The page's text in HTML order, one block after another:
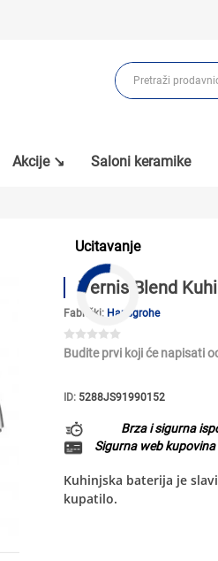
Akcije ↘ Saloni keramike
Ucitavanje
Vernis Blend
Fabrički: Hansgrohe
Budite prvi koji će napisati
ID: 5288JS91990152
Brza i sigurna
Sigurna web kupovina
Kuhinjska baterija je
kupatilo.